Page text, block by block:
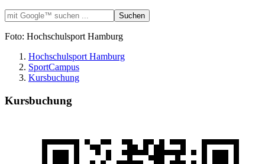
Foto: Hochschulsport Hamburg
Hochschulsport Hamburg
SportCampus
Kursbuchung
Kursbuchung